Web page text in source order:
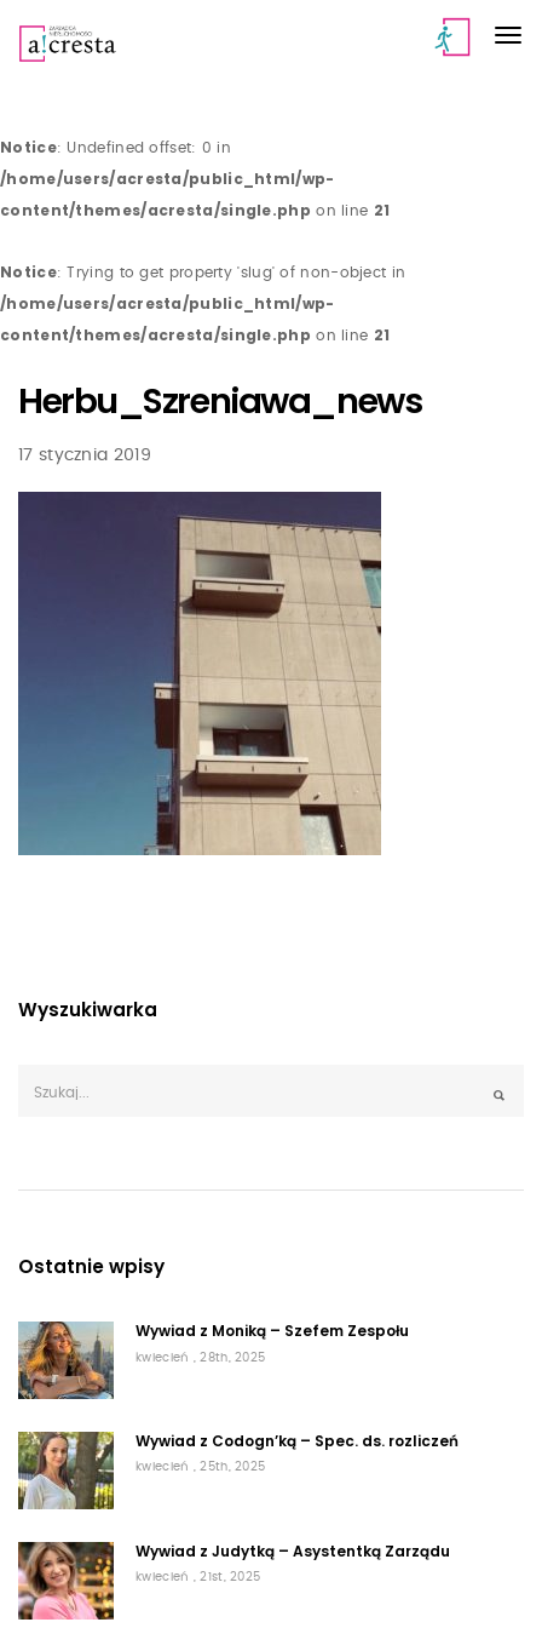
Notice: Undefined offset: 0 in
/home/users/acresta/public_html/wp-
content/themes/acresta/single.php on line 21
Notice: Trying to get property 'slug' of non-object in
/home/users/acresta/public_html/wp-
content/themes/acresta/single.php on line 21
Herbu_Szreniawa_news
17 stycznia 2019
Wyszukiwarka
Ostatnie wpisy
Wywiad z Moniką – Szefem Zespołu
kwiecień , 28th, 2025
Wywiad z Codogn’ką – Spec. ds. rozliczeń
kwiecień , 25th, 2025
Wywiad z Judytką – Asystentką Zarządu
kwiecień , 21st, 2025